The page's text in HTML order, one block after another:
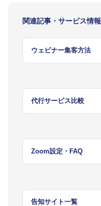
関連記事・サービス情報
ウェビナー集客方法
代行サービス比較
Zoom設定・FAQ
告知サイト一覧